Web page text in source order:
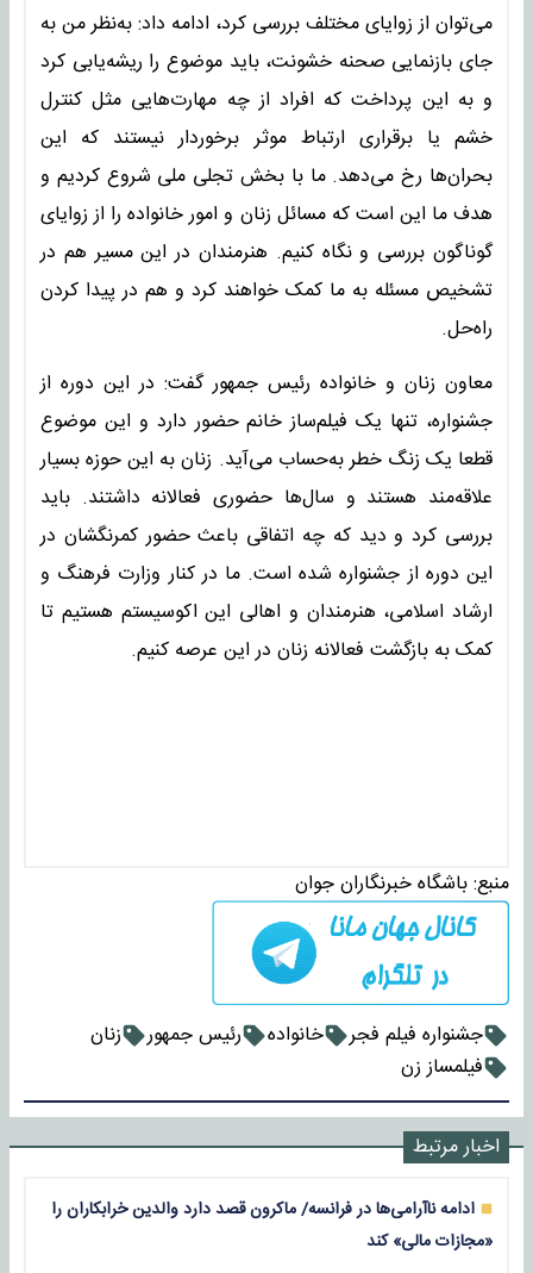
می‌توان از زوایای مختلف بررسی کرد، ادامه داد: به‌نظر من به
جای بازنمایی صحنه خشونت، باید موضوع را ریشه‌یابی کرد
و به این پرداخت که افراد از چه مهارت‌هایی مثل کنترل
خشم یا برقراری ارتباط موثر برخوردار نیستند که این
بحران‌ها رخ می‌دهد. ما با بخش تجلی ملی شروع کردیم و
هدف ما این است که مسائل زنان و امور خانواده را از زوایای
گوناگون بررسی و نگاه کنیم. هنرمندان در این مسیر هم در
تشخیص مسئله به ما کمک خواهند کرد و هم در پیدا کردن
راه‌حل.
معاون زنان و خانواده رئیس جمهور گفت: در این دوره از
جشنواره، تنها یک فیلم‌ساز خانم حضور دارد و این موضوع
قطعا یک زنگ خطر به‌حساب می‌آید. زنان به این حوزه بسیار
علاقه‌مند هستند و سال‌ها حضوری فعالانه داشتند. باید
بررسی کرد و دید که چه اتفاقی باعث حضور کمرنگشان در
این دوره از جشنواره شده است. ما در کنار وزارت فرهنگ و
ارشاد اسلامی، هنرمندان و اهالی این اکوسیستم هستیم تا
کمک به بازگشت فعالانه زنان در این عرصه کنیم.
منبع:باشگاه خبرنگاران جوان
جشنواره فیلم فجر خانواده رئیس جمهور
زنان
فیلمساز زن
اخبار مرتبط
ادامه ناآرامی‌ها در فرانسه/ ماکرون قصد دارد والدین خرابکاران را
«مجازات مالی» کند